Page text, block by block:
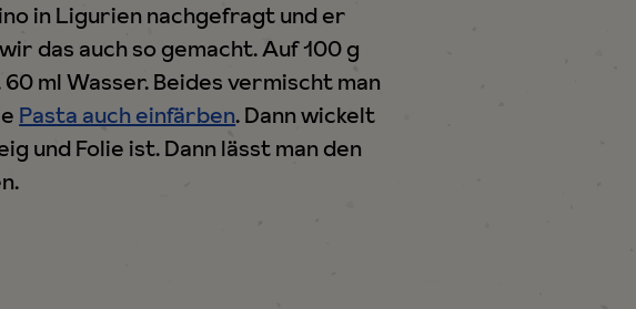
in Ligurien nachgefragt und er
das auch so gemacht. Auf 100 g
ml Wasser. Beides vermischt man
Pasta auch einfärben. Dann wickelt
und Folie ist. Dann lässt man den